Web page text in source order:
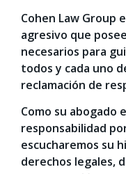
Cohen Law Group
agresivo que
necesarios para
todos y cada uno
reclamación de
Como su abogado
responsabilidad
escucharemos su
derechos legales,